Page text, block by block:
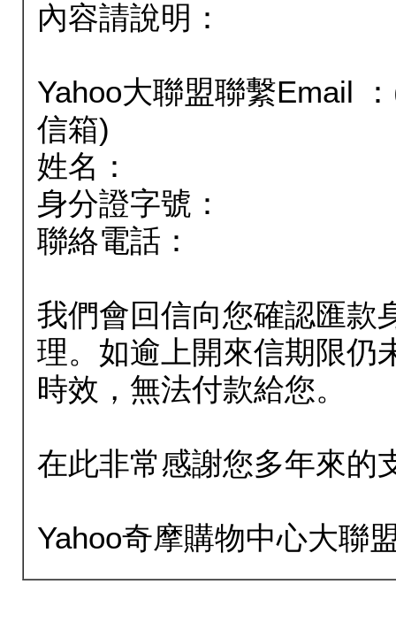
內容請說明：
Yahoo大聯盟聯繫Email
信箱)
姓名：
身分證字號：
聯絡電話：
我們會回信向您確認匯款
理。如逾上開來信期限仍
時效，無法付款給您。
在此非常感謝您多年來的
Yahoo奇摩購物中心大